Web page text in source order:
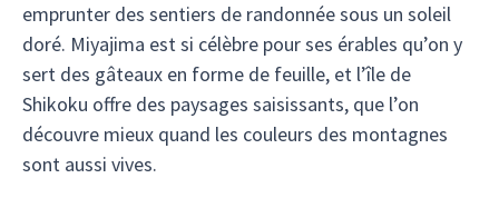
emprunter des sentiers de randonnée sous un soleil
doré. Miyajima est si célèbre pour ses érables qu’on y
sert des gâteaux en forme de feuille, et l’île de
Shikoku offre des paysages saisissants, que l’on
découvre mieux quand les couleurs des montagnes
sont aussi vives.